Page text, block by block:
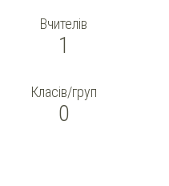
Вчителів
1
Класів/груп
0